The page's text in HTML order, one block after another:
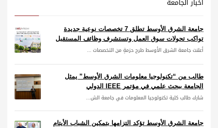
أخبار الجامعة
جامعة الشرق الأوسط تطلق 7 تخصصات نوعية جديدة
تواكب تحولات سوق العمل وتستشرف وظائف المستقبل
أعلنت جامعة الشرق الأوسط طرح حزمةٍ من التخصصات ...
طالب من “تكنولوجيا معلومات الشرق الأوسط” يمثل
الجامعة ببحث علمي في مؤتمر IEEE الدولي
شارك طالب كلية تكنولوجيا المعلومات في جامعة الش...
جامعة الشرق الأوسط تؤكد التزامها بتمكين الشباب الأيتام